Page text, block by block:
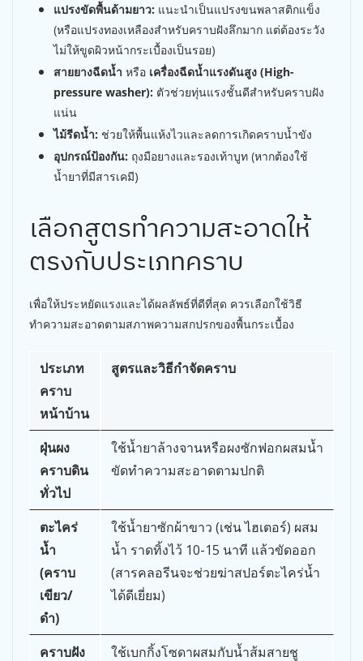
แปรงขัดพื้นด้ามยาว: แนะนำเป็นแปรงขนพลาสติกแข็ง
(หรือแปรงทองเหลืองสำหรับคราบฝังลึกมาก แต่ต้องระวัง
ไม่ให้ขูดผิวหน้ากระเบื้องเป็นรอย)
สายยางฉีดน้ำ หรือ เครื่องฉีดน้ำแรงดันสูง (High-
pressure washer): ตัวช่วยทุ่นแรงชั้นดีสำหรับคราบฝัง
แน่น
ไม้รีดน้ำ: ช่วยให้พื้นแห้งไวและลดการเกิดคราบน้ำขัง
อุปกรณ์ป้องกัน: ถุงมือยางและรองเท้าบูท (หากต้องใช้
น้ำยาที่มีสารเคมี)
เลือกสูตรทำความสะอาดให้
ตรงกับประเภทคราบ
เพื่อให้ประหยัดแรงและได้ผลลัพธ์ที่ดีที่สุด ควรเลือกใช้วิธี
ทำความสะอาดตามสภาพความสกปรกของพื้นกระเบื้อง
ประเภท
คราบ
หน้าบ้าน
สูตรและวิธีกำจัดคราบ
ฝุ่นผง
คราบดิน
ทั่วไป
ใช้น้ำยาล้างจานหรือผงซักฟอกผสมน้ำ
ขัดทำความสะอาดตามปกติ
ตะไคร่
น้ำ
(คราบ
เขียว/
ดำ)
ใช้น้ำยาซักผ้าขาว (เช่น ไฮเตอร์) ผสม
น้ำ ราดทิ้งไว้ 10-15 นาที แล้วขัดออก
(สารคลอรีนจะช่วยฆ่าสปอร์ตะไคร่น้ำ
ได้ดีเยี่ยม)
คราบฝัง
ใช้เบกกิ้งโซดาผสมกับน้ำส้มสายชู